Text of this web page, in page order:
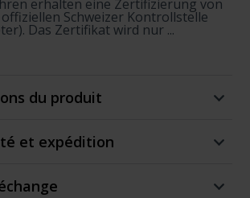
erhalten eine Zertifizierung von
offiziellen Schweizer Kontrollstelle
Das Zertifikat wird nur ...
du produit
et expédition